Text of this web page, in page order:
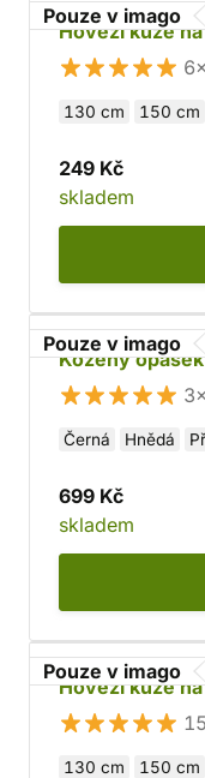
Pouze v imago
Hovězí kůže
6×
130 cm 150 cm
249 Kč
skladem
Pouze v imago
Kožený
3×
Černá Hnědá
699 Kč
skladem
Pouze v imago
Hovězí kůže
130 cm 150 cm